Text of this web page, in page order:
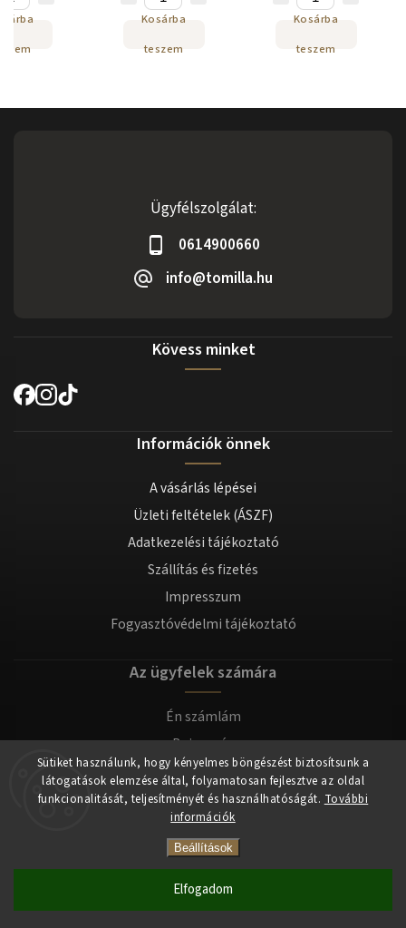
Sütiket használunk, hogy kényelmes böngészést biztosítsunk a
látogatások elemzése által, folyamatosan fejlesztve az oldal
funkcionalitását, teljesítményét és használhatóságát. További
információk
Beállítások
Elfogadom
Kosárba
teszem
Kosárba
teszem
Ügyfélszolgálat:
0614900660
info@tomilla.hu
Kövess minket
Információk önnek
A vásárlás lépései
Üzleti feltételek (ÁSZF)
Adatkezelési tájékoztató
Szállítás és fizetés
Impresszum
Fogyasztóvédelmi tájékoztató
Az ügyfelek számára
Én számlám
Bejegyzés
Bejelentkezés
Copyright 2026tomilla.hu. Minden jog fenntartva.